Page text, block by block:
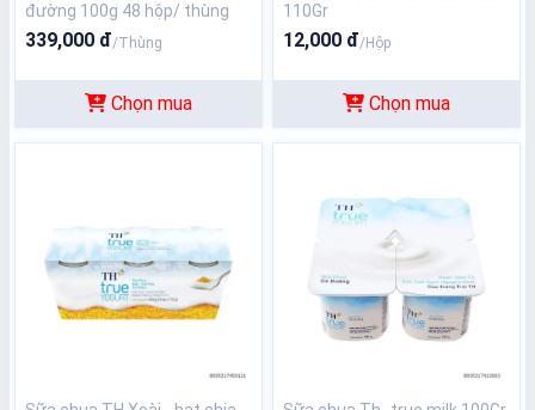
đường 100g 48 hộp/ thùng
339,000 đ/Thùng
Chọn mua
110Gr
12,000 đ/Hộp
Chọn mua